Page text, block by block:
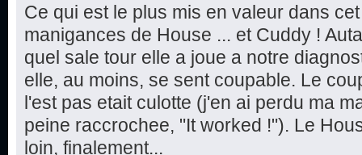
Ce qui est le plus mis en valeur dans
manigances de House ... et Cuddy !
quel sale tour elle a joue a notre
elle, au moins, se sent coupable. Le
l'est pas etait culotte (j'en ai perdu ma
peine raccrochee, "It worked !"). Le
loin, finalement...